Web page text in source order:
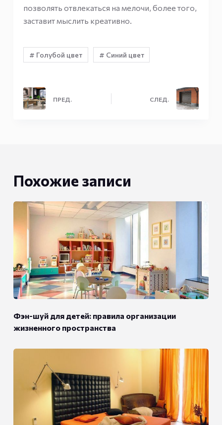
позволять отвлекаться на мелочи, более того,
заставит мыслить креативно.
# Голубой цвет # Синий цвет
ПРЕД. СЛЕД.
Похожие записи
Фэн-шуй для детей: правила организации
жизненного пространства